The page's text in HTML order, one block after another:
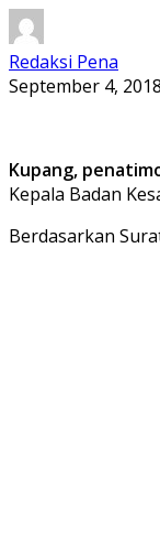
Redaksi Pena
September 4, 2018
Kupang,
Kepala Badan
Berdasarkan